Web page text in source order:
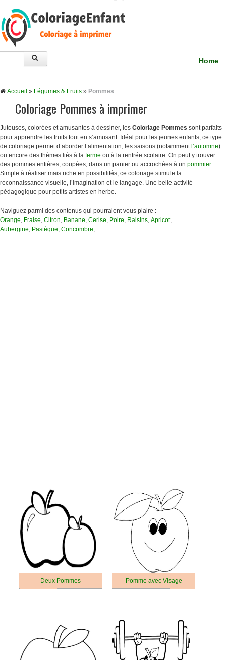
Home
Accueil » Légumes & Fruits » Pommes
Coloriage Pommes à imprimer
Juteuses, colorées et amusantes à dessiner, les Coloriage Pommes sont parfaits
pour apprendre les fruits tout en s’amusant. Idéal pour les jeunes enfants, ce type
de coloriage permet d’aborder l’alimentation, les saisons (notamment l’automne)
ou encore des thèmes liés à la ferme ou à la rentrée scolaire. On peut y trouver
des pommes entières, coupées, dans un panier ou accrochées à un pommier.
Simple à réaliser mais riche en possibilités, ce coloriage stimule la
reconnaissance visuelle, l’imagination et le langage. Une belle activité
pédagogique pour petits artistes en herbe.
Naviguez parmi des contenus qui pourraient vous plaire :
Orange, Fraise, Citron, Banane, Cerise, Poire, Raisins, Apricot,
Aubergine, Pastèque, Concombre, …
Deux Pommes Pomme avec Visage